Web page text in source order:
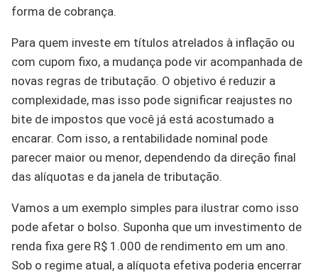
forma de cobrança.
Para quem investe em títulos atrelados à inflação ou
com cupom fixo, a mudança pode vir acompanhada de
novas regras de tributação. O objetivo é reduzir a
complexidade, mas isso pode significar reajustes no
bite de impostos que você já está acostumado a
encarar. Com isso, a rentabilidade nominal pode
parecer maior ou menor, dependendo da direção final
das alíquotas e da janela de tributação.
Vamos a um exemplo simples para ilustrar como isso
pode afetar o bolso. Suponha que um investimento de
renda fixa gere R$ 1.000 de rendimento em um ano.
Sob o regime atual, a alíquota efetiva poderia encerrar